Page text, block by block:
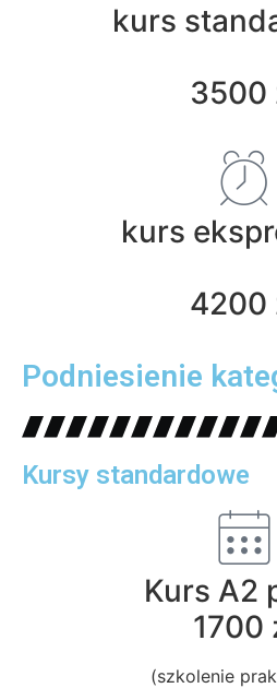
kurs
3500
kurs
4200
Podniesienie
Kursy standardowe
Kurs A2
1700
(szkolenie